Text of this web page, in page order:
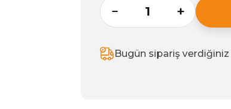
Bugün sipariş